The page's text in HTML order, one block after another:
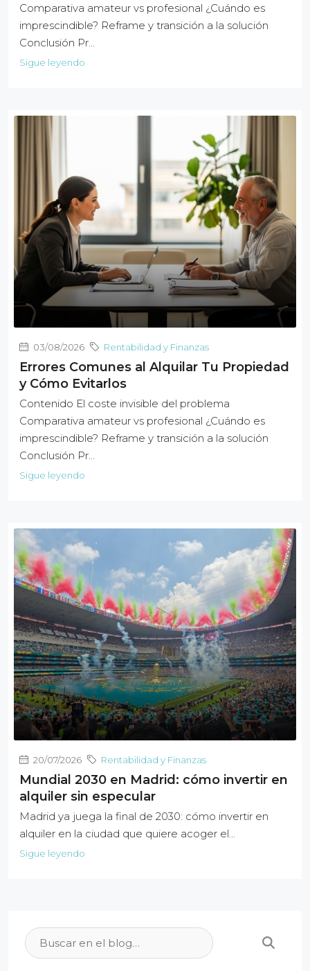
Comparativa amateur vs profesional ¿Cuándo es
imprescindible? Reframe y transición a la solución
Conclusión Pr…
Sigue leyendo
03/08/2026 Rentabilidad y Finanzas
Errores Comunes al Alquilar Tu Propiedad
y Cómo Evitarlos
Contenido El coste invisible del problema
Comparativa amateur vs profesional ¿Cuándo es
imprescindible? Reframe y transición a la solución
Conclusión Pr…
Sigue leyendo
20/07/2026 Rentabilidad y Finanzas
Mundial 2030 en Madrid: cómo invertir en
alquiler sin especular
Madrid ya juega la final de 2030: cómo invertir en
alquiler en la ciudad que quiere acoger el...
Sigue leyendo